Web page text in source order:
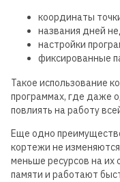
координаты
названия дней
настройки
фиксированные
Такое использование
программах, где даже
повлиять на работу
Еще одно
кортежи не
меньше ресурсов на
памяти и работают